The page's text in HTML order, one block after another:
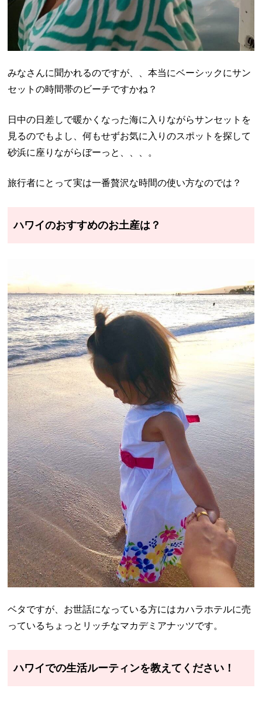
みなさんに聞かれるのですが、、本当にベーシックにサン
セットの時間帯のビーチですかね？
日中の日差しで暖かくなった海に入りながらサンセットを
見るのでもよし、何もせずお気に入りのスポットを探して
砂浜に座りながらぼーっと、、、。
旅行者にとって実は一番贅沢な時間の使い方なのでは？
ハワイのおすすめのお土産は？
ベタですが、お世話になっている方にはカハラホテルに売
っているちょっとリッチなマカデミアナッツです。
ハワイでの生活ルーティンを教えてください！